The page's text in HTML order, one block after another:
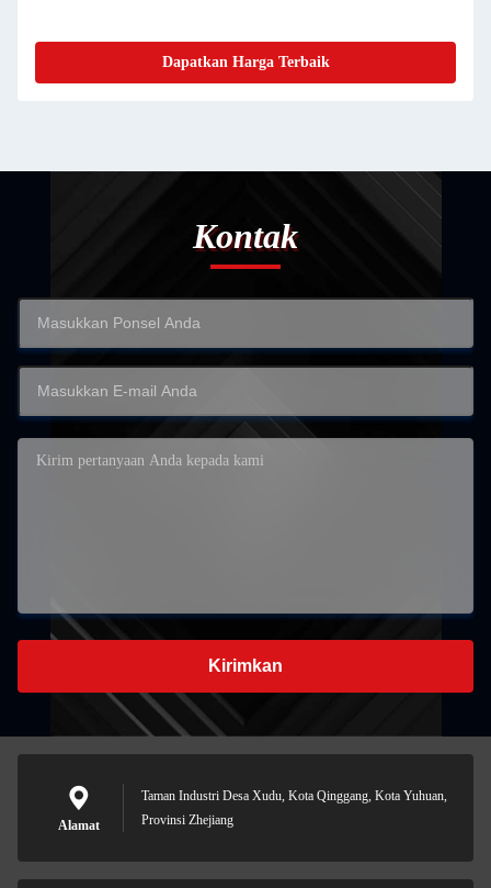
Dapatkan Harga Terbaik
Kontak
Kirimkan
Alamat
Taman Industri Desa Xudu, Kota Qinggang, Kota Yuhuan,
Provinsi Zhejiang